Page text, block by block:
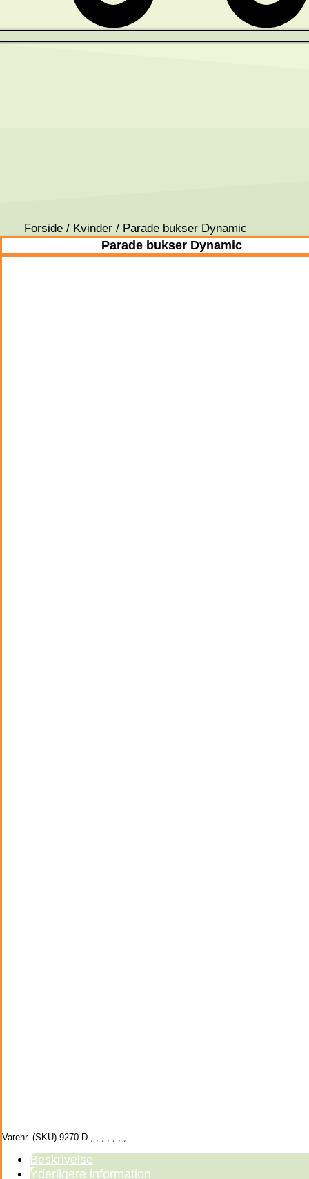
Forside / Kvinder / Parade bukser Dynamic
Parade bukser Dynamic
Varenr. (SKU) 9270-D , , , , , , ,
Beskrivelse
Yderligere information